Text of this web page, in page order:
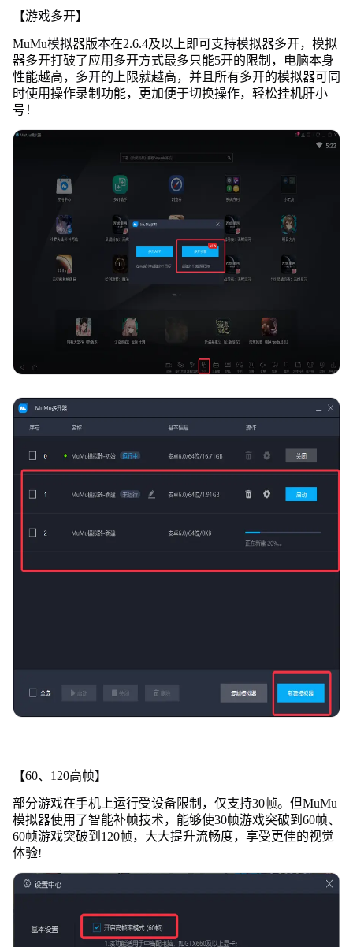
【游戏多开】
MuMu模拟器版本在2.6.4及以上即可支持模拟器多开，模拟
器多开打破了应用多开方式最多只能5开的限制，电脑本身
性能越高，多开的上限就越高，并且所有多开的模拟器可同
时使用操作录制功能，更加便于切换操作，轻松挂机肝小
号！
【60、120高帧】
部分游戏在手机上运行受设备限制，仅支持30帧。但MuMu
模拟器使用了智能补帧技术，能够使30帧游戏突破到60帧、
60帧游戏突破到120帧，大大提升流畅度，享受更佳的视觉
体验!